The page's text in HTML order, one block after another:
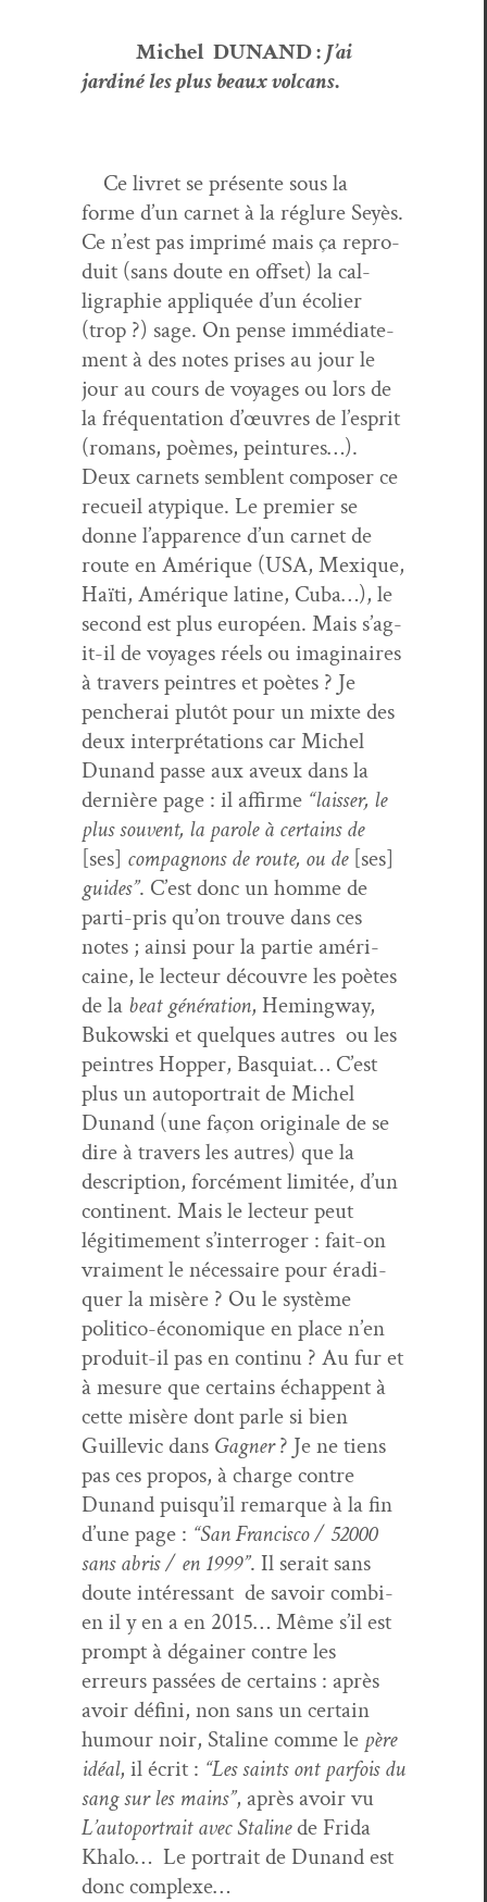
Michel DUNAND :J’ai
jardiné les plus beaux vol­cans.
Ce livret se présente sous la
forme d’un car­net à la réglure Seyès.
Ce n’est pas imprimé mais ça repro­
duit (sans doute en off­set) la cal­
ligra­phie appliquée d’un écol­i­er
(trop ?) sage. On pense immé­di­ate­
ment à des notes pris­es au jour le
jour au cours de voy­ages ou lors de
la fréquen­ta­tion d’œu­vres de l’e­sprit
(romans, poèmes, pein­tures…).
Deux car­nets sem­blent com­pos­er ce
recueil atyp­ique. Le pre­mier se
donne l’ap­parence d’un car­net de
route en Amérique (USA, Mex­ique,
Haïti, Amérique latine, Cuba…), le
sec­ond est plus européen. Mais s’ag­
it-il de voy­ages réels ou imag­i­naires
à tra­vers pein­tres et poètes ? Je
pencherai plutôt pour un mixte des
deux inter­pré­ta­tions car Michel
Dunand passe aux aveux dans la
dernière page : il affirme “laiss­er, le
plus sou­vent, la parole à cer­tains de
[ses] com­pagnons de route, ou de [ses]
guides”. C’est donc un homme de
par­ti-pris qu’on trou­ve dans ces
notes ; ain­si pour la par­tie améri­
caine, le lecteur décou­vre les poètes
de la beat généra­tion, Hem­ing­way,
Bukows­ki et quelques autres ou les
pein­tres Hop­per, Basquiat… C’est
plus un auto­por­trait de Michel
Dunand (une façon orig­i­nale de se
dire à tra­vers les autres) que la
descrip­tion, for­cé­ment lim­itée, d’un
con­ti­nent. Mais le lecteur peut
légitime­ment s’in­ter­roger : fait-on
vrai­ment le néces­saire pour éradi­
quer la mis­ère ? Ou le sys­tème
politi­co-économique en place n’en
pro­duit-il pas en con­tinu ? Au fur et
à mesure que cer­tains échap­pent à
cette mis­ère dont par­le si bien
Guille­vic dans Gag­n­er? Je ne tiens
pas ces pro­pos, à charge con­tre
Dunand puisqu’il remar­que à la fin
d’une page : “San Fran­cis­co / 52000
sans abris / en 1999”. Il serait sans
doute intéres­sant de savoir com­bi­
en il y en a en 2015… Même s’il est
prompt à dégain­er con­tre les
erreurs passées de cer­tains : après
avoir défi­ni, non sans un cer­tain
humour noir, Staline comme le père
idéal, il écrit : “Les saints ont par­fois du
sang sur les mains”, après avoir vu
L’au­to­por­trait avec Stalinede Fri­da
Kha­lo… Le por­trait de Dunand est
donc complexe…